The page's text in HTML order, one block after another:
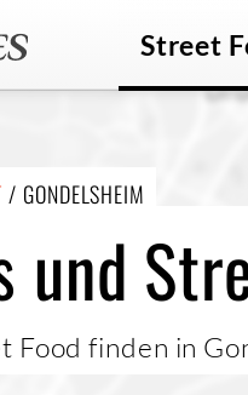
Street
/ GONDELSHEIM
und
Food finden in